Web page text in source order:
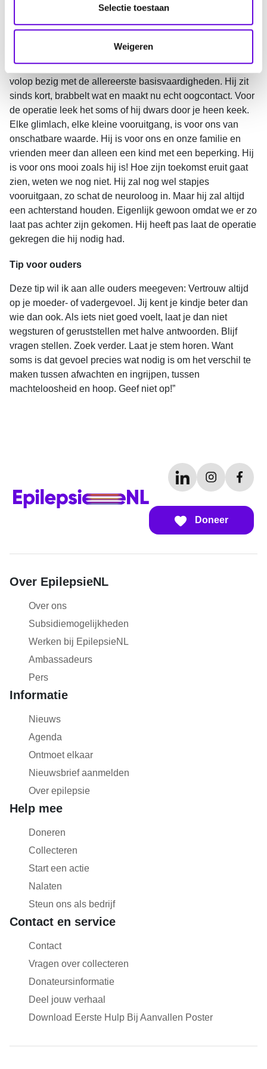
Selectie toestaan
Weigeren
van de medicatie! Helaas heeft de epilepsie wel diepe
sporen nagelaten. Milan heeft door alle aanvallen en het
ontwikkelingsachterstand opgelopen. Waar andere kindjes
hun eerste woordjes zeggen of stapjes zetten, is Milan nog
volop bezig met de allereerste basisvaardigheden. Hij zit
sinds kort, brabbelt wat en maakt nu echt oogcontact. Voor
de operatie leek het soms of hij dwars door je heen keek.
Elke glimlach, elke kleine vooruitgang, is voor ons van
onschatbare waarde. Hij is voor ons en onze familie en
vrienden meer dan alleen een kind met een beperking. Hij
is voor ons mooi zoals hij is! Hoe zijn toekomst eruit gaat
zien, weten we nog niet. Hij zal nog wel stapjes
vooruitgaan, zo schat de neuroloog in. Maar hij zal altijd
een achterstand houden. Eigenlijk gewoon omdat we er zo
laat pas achter zijn gekomen. Hij heeft pas laat de operatie
gekregen die hij nodig had.
Tip voor ouders
Deze tip wil ik aan alle ouders meegeven: Vertrouw altijd
op je moeder- of vadergevoel. Jij kent je kindje beter dan
wie dan ook. Als iets niet goed voelt, laat je dan niet
wegsturen of geruststellen met halve antwoorden. Blijf
vragen stellen. Zoek verder. Laat je stem horen. Want
soms is dat gevoel precies wat nodig is om het verschil te
maken tussen afwachten en ingrijpen, tussen
machteloosheid en hoop. Geef niet op!”
Doneer
Over EpilepsieNL
Over ons
Subsidiemogelijkheden
Werken bij EpilepsieNL
Ambassadeurs
Pers
Informatie
Nieuws
Agenda
Ontmoet elkaar
Nieuwsbrief aanmelden
Over epilepsie
Help mee
Doneren
Collecteren
Start een actie
Nalaten
Steun ons als bedrijf
Contact en service
Contact
Vragen over collecteren
Donateursinformatie
Deel jouw verhaal
Download Eerste Hulp Bij Aanvallen Poster